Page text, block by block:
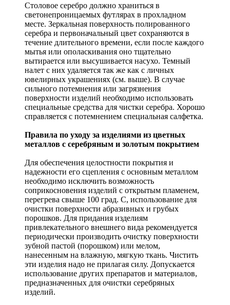
Столовое серебро должно храниться в
светонепроницаемых футлярах в прохладном
месте. Зеркальная поверхность полированного
серебра и первоначальный цвет сохраняются в
течение длительного времени, если после каждого
мытья или ополаскивания оно тщательно
вытирается или высушивается насухо. Темный
налет с них удаляется так же как с личных
ювелирных украшениях (см. выше). В случае
сильного потемнения или загрязнения
поверхности изделий необходимо использовать
специальные средства для чистки серебра. Хорошо
справляется с потемнением специальная салфетка.
Правила по уходу за изделиями из цветных
металлов с серебряным и золотым покрытием
Для обеспечения целостности покрытия и
надежности его сцепления с основным металлом
необходимо исключить возможность
соприкосновения изделий с открытым пламенем,
перегрева свыше 100 град. С, использование для
очистки поверхности абразивных и грубых
порошков. Для придания изделиям
привлекательного внешнего вида рекомендуется
периодически производить очистку поверхности
зубной пастой (порошком) или мелом,
нанесенным на влажную, мягкую ткань. Чистить
эти изделия надо не прилагая силу. Допускается
использование других препаратов и материалов,
предназначенных для очистки серебряных
изделий.